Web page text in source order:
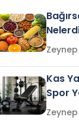
Kas
Spor